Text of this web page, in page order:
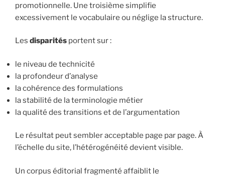
promotionnelle. Une troisième simplifie
excessivement le vocabulaire ou néglige la structure.
Les disparités portent sur :
le niveau de technicité
la profondeur d’analyse
la cohérence des formulations
la stabilité de la terminologie métier
la qualité des transitions et de l’argumentation
Le résultat peut sembler acceptable page par page. À
l’échelle du site, l’hétérogénéité devient visible.
Un corpus éditorial fragmenté affaiblit le